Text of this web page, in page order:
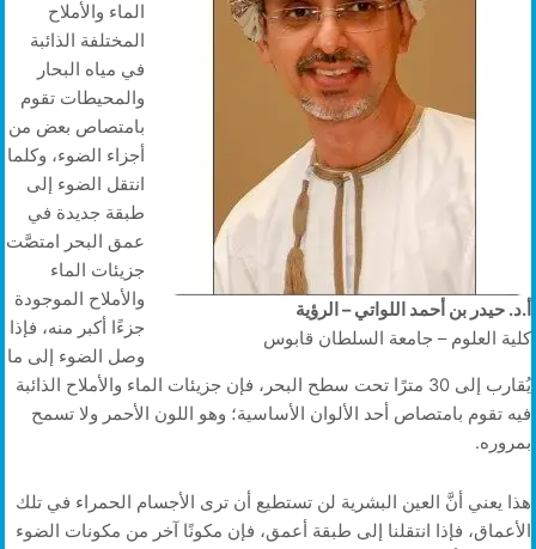
أ.د. حيدر بن أحمد اللواتي – الرؤية
كلية العلوم – جامعة السلطان قابوس
الماء والأملاح
المختلفة الذائبة
في مياه البحار
والمحيطات تقوم
بامتصاص بعض من
أجزاء الضوء، وكلما
انتقل الضوء إلى
طبقة جديدة في
عمق البحر امتصَّت
جزيئات الماء
والأملاح الموجودة
جزءًا أكبر منه، فإذا
وصل الضوء إلى ما
يُقارب إلى 30 مترًا تحت سطح البحر، فإن جزيئات الماء والأملاح الذائبة
فيه تقوم بامتصاص أحد الألوان الأساسية؛ وهو اللون الأحمر ولا تسمح
بمروره.
هذا يعني أنَّ العين البشرية لن تستطيع أن ترى الأجسام الحمراء في تلك
الأعماق، فإذا انتقلنا إلى طبقة أعمق، فإن مكونًا آخر من مكونات الضوء